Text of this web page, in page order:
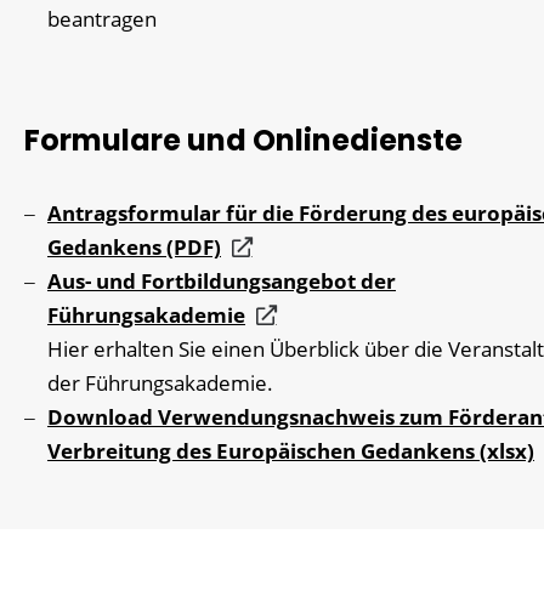
beantragen
Formulare und Onlinedienste
Antragsformular für die Förderung des
Gedankens (PDF)
Aus- und Fortbildungsangebot der
Führungsakademie
Hier erhalten Sie einen Überblick über die
der Führungsakademie.
Download Verwendungsnachweis zum
Verbreitung des Europäischen Gedankens (xlsx)